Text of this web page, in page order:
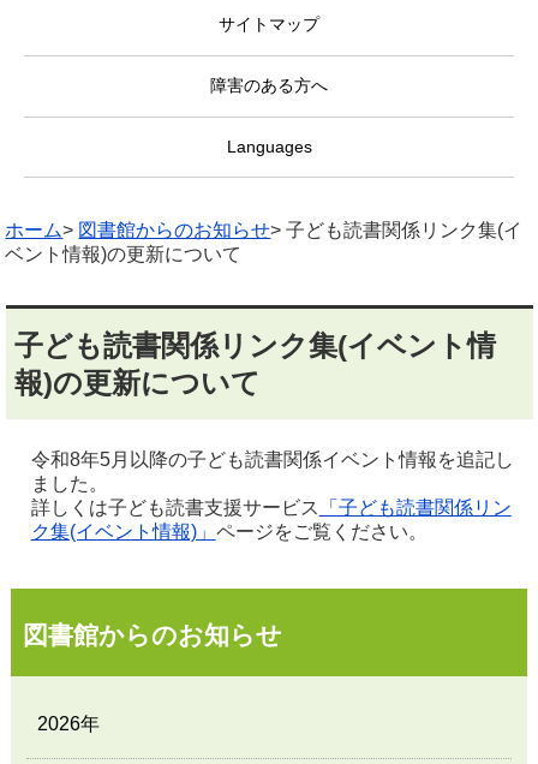
サイトマップ
障害のある方へ
Languages
ホーム> 図書館からのお知らせ> 子ども読書関係リンク集(イ
ベント情報)の更新について
子ども読書関係リンク集(イベント情
報)の更新について
令和8年5月以降の子ども読書関係イベント情報を追記し
ました。
詳しくは子ども読書支援サービス 「子ども読書関係リン
ク集(イベント情報)」 ページをご覧ください。
図書館からのお知らせ
2026年